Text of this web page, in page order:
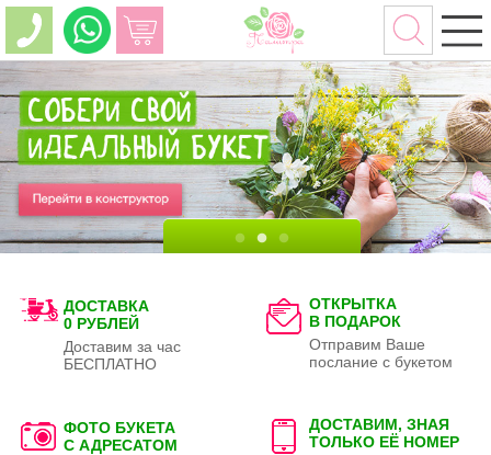
ДОСТАВКА
0 РУБЛЕЙ
Доставим за час
БЕСПЛАТНО
ОТКРЫТКА
В ПОДАРОК
Отправим Ваше
послание с букетом
ФОТО БУКЕТА
С АДРЕСАТОМ
ДОСТАВИМ, ЗНАЯ
ТОЛЬКО ЕЁ НОМЕР